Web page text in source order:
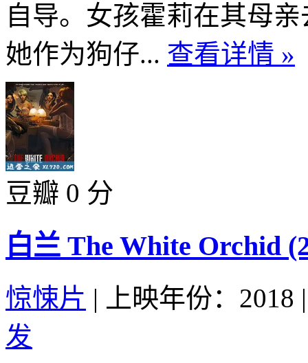
自导。女孩霍莉在其母
她作为狗仔... 查看详情 »
豆瓣 0 分
白兰 The White Orchid
惊悚片 | 上映年份：2018 |
发